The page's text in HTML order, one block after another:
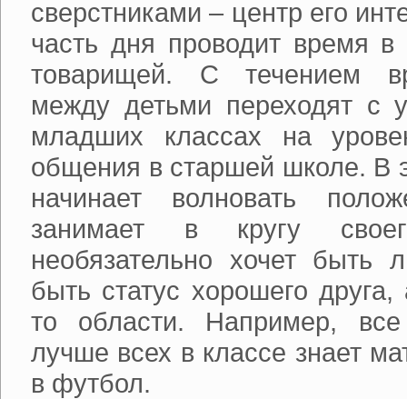
сверстниками – центр его
часть дня проводит время
товарищей. С течением
между детьми переходят с
младших классах на
общения в старшей школе. В
начинает волновать
занимает в кругу
необязательно хочет быть
быть статус хорошего друга,
то области. Например,
лучше всех в классе знает
в футбол.